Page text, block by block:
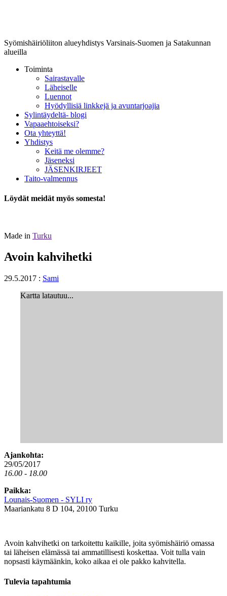
Syömishäiriöliiton alueyhdistys Varsinais-Suomen ja Satakunnan
alueilla
Toiminta
Sairastavalle
Läheiselle
Luennot
Hyödyllisiä linkkejä ja avuntarjoajia
Sylintäydeltä- blogi
Vapaaehtoiseksi?
Ota yhteyttä!
Yhdistys
Keitä me olemme?
Jäseneksi
JÄSENKIRJEET
Taito-valmennus
Löydät meidät myös somesta!
Made in Turku
Avoin kahvihetki
29.5.2017 : Sami
Kartta latautuu...
Ajankohta:
29/05/2017
16.00 - 18.00
Paikka:
Lounais-Suomen - SYLI ry
Maariankatu 8 D 104, 20100 Turku
Avoin kahvihetki on tarkoitettu kaikille, joita syömishäiriö omassa
tai läheisen elämässä tai ammatillisesti koskettaa. Voit tulla vain
nopsasti käymäänkin, koko aikaa ei ole pakko kahvitella.
Tulevia tapahtumia